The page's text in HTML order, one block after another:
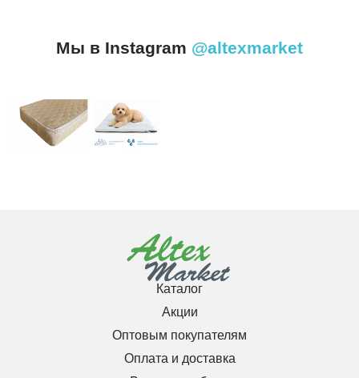
Мы в Instagram @altexmarket
Каталог
Акции
Оптовым покупателям
Оплата и доставка